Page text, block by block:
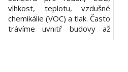
vlhkost, teplotu, vzdušné
chemikálie (VOC) a tlak. Často
trávíme uvnitř budovy až
zapomene. Nepřetržité